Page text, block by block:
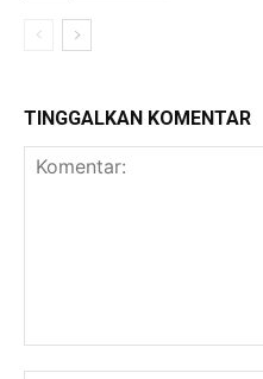
TINGGALKAN KOMENTAR